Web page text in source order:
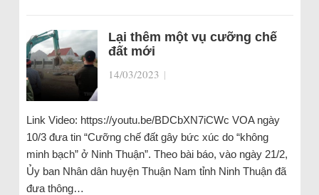
Lại thêm một vụ cưỡng chế
đất mới
14/03/2023 |
Link Video: https://youtu.be/BDCbXN7iCWc VOA ngày
10/3 đưa tin “Cưỡng chế đất gây bức xúc do “không
minh bạch” ở Ninh Thuận”. Theo bài báo, vào ngày 21/2,
Ủy ban Nhân dân huyện Thuận Nam tỉnh Ninh Thuận đã
đưa thông…